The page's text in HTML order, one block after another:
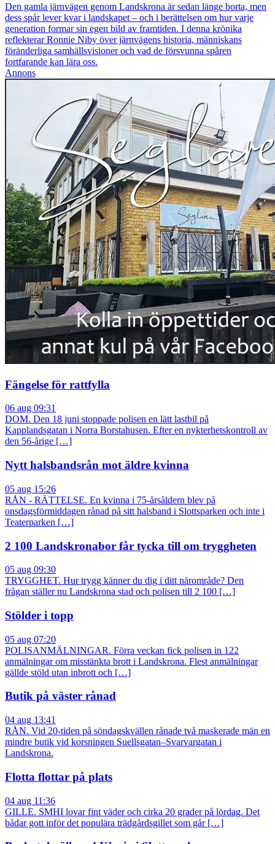
Den gamla järnvägen genom Landskrona är sedan länge borta, men
dess spår lever kvar i landskapet – och i berättelsen om hur varje
generation formar sin egen bild av framtiden. I denna krönika
reflekterar Ronnie Niby över järnvägens historia, människans
föränderliga samhällsvisioner och vad de försvunna spåren
fortfarande kan lära oss.
Annons
Fängelse för rattfylla
06 aug 09:31
DOM. Den 18 juni stoppade polisen en lätt lastbil på
Kapplandsgatan i Norra Borstahusen. Efter en nykterhetskontroll av
den 56-årige […]
Nytt halsbandsrån mot äldre kvinna
05 aug 15:26
RÅN - RÄTTELSE. En kvinna i 75-årsåldern blev på
onsdagsförmiddagen rånad på sitt halsband i Slottsparken och inte i
Teaterparken […]
2 100 Landskronabor får tycka till om tryggheten
05 aug 09:30
TRYGGHET. Hur trygg känner du dig i ditt närområde? Den
frågan ställer nu Landskrona stad och polisen till 2 100 […]
Stölder i topp
05 aug 07:20
POLISANMÄLNINGAR. Förra veckan fick polisen in 122
anmälningar om misstänkta brott i Landskrona. Flest anmälningar
gällde stöld utan inbrott och […]
Butik på väster rånad
04 aug 13:41
RÅN. Vid 20-tiden på söndagskvällen rånade två maskerade män en
mindre butik vid korsningen Suellsgatan–Svarvargatan i
Landskrona.
Flotta flottar på plats
04 aug 11:36
GILLE. SMHI lovar fint väder och cirka 20 grader på lördag. Det
bådar gott inför det populära trädgårdsgillet som går […]